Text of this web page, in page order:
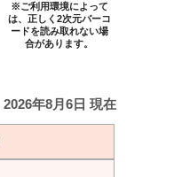
※ご利用環境によって
は、正しく2次元バーコ
ードを読み取れない場
合があります。
2026年8月6日 現在